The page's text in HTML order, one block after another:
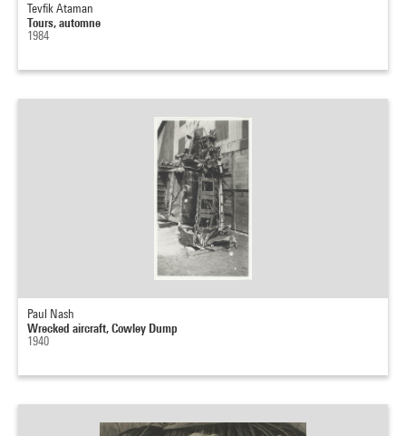
Tevfik Ataman
Tours, automne
1984
Paul Nash
Wrecked aircraft, Cowley Dump
1940